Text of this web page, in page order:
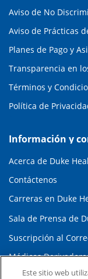
Aviso de No
Aviso de Prácticas
Planes de Pago y
Transparencia en
Términos y
Política de
Información y
Acerca de Duke
Contáctenos
Carreras en Duke
Sala de Prensa de
Suscripción al
Médicos
Este sitio web